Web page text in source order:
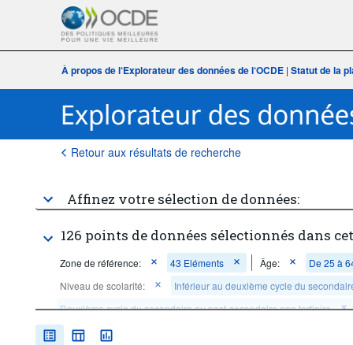
À propos de l‘Explorateur des données de l‘OCDE | Statut de la
Retour aux résultats de recherche
Affinez votre sélection de données:
126 points de données sélectionnés dans
Zone de référence: 43 Eléments Âge:
De 25 à
Niveau de scolarité:
Inférieur au deuxième cycle du
Deuxième cycle du secondaire ou post-secondaire non tertiaire
Aménagement du temps de travail: